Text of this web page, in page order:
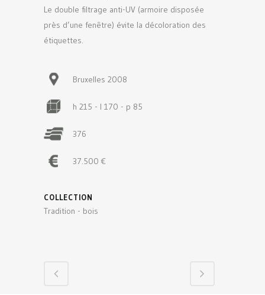
Le double filtrage anti-UV (armoire disposée
près d’une fenêtre) évite la décoloration des
étiquettes.
Bruxelles 2008
h 215 - l 170 - p 85
376
37.500 €
COLLECTION
Tradition - bois